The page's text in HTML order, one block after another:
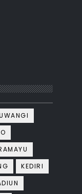
KEDIRI